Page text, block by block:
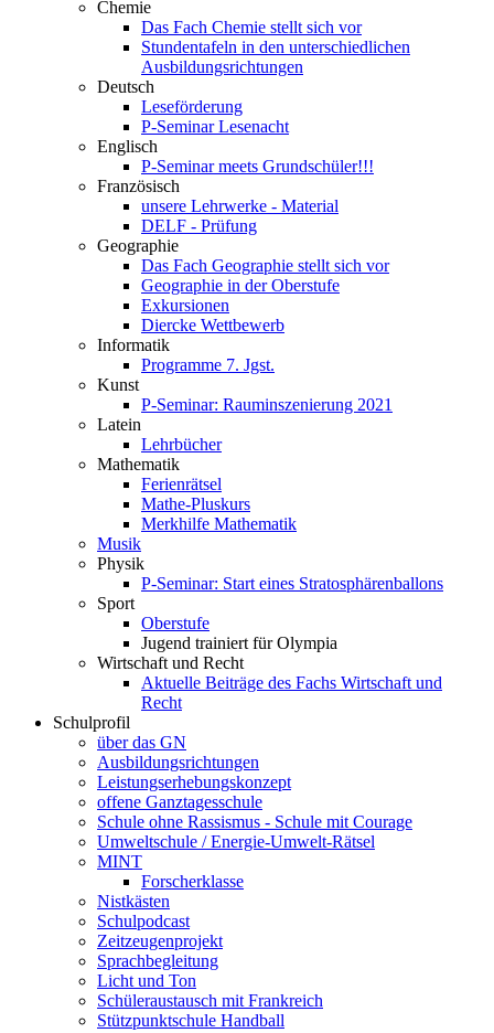
Chemie
Das Fach Chemie stellt sich vor
Stundentafeln in den unterschiedlichen
Ausbildungsrichtungen
Deutsch
Leseförderung
P-Seminar Lesenacht
Englisch
P-Seminar meets Grundschüler!!!
Französisch
unsere Lehrwerke - Material
DELF - Prüfung
Geographie
Das Fach Geographie stellt sich vor
Geographie in der Oberstufe
Exkursionen
Diercke Wettbewerb
Informatik
Programme 7. Jgst.
Kunst
P-Seminar: Rauminszenierung 2021
Latein
Lehrbücher
Mathematik
Ferienrätsel
Mathe-Pluskurs
Merkhilfe Mathematik
Musik
Physik
P-Seminar: Start eines Stratosphärenballons
Sport
Oberstufe
Jugend trainiert für Olympia
Wirtschaft und Recht
Aktuelle Beiträge des Fachs Wirtschaft und
Recht
Schulprofil
über das GN
Ausbildungsrichtungen
Leistungserhebungskonzept
offene Ganztagesschule
Schule ohne Rassismus - Schule mit Courage
Umweltschule / Energie-Umwelt-Rätsel
MINT
Forscherklasse
Nistkästen
Schulpodcast
Zeitzeugenprojekt
Sprachbegleitung
Licht und Ton
Schüleraustausch mit Frankreich
Stützpunktschule Handball